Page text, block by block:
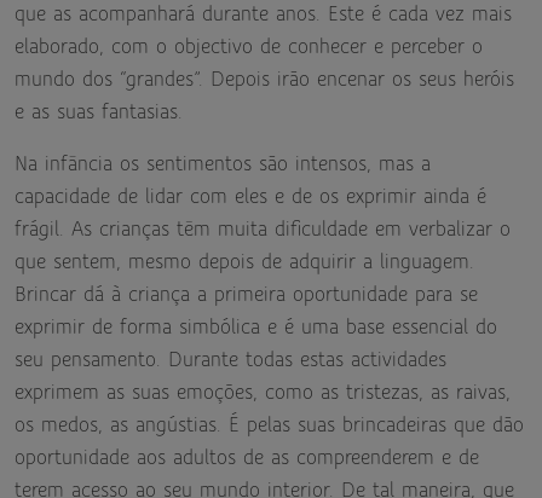
que as acompanhará durante anos. Este é cada vez mais
elaborado, com o objectivo de conhecer e perceber o
mundo dos “grandes”. Depois irão encenar os seus heróis
e as suas fantasias.
Na infância os sentimentos são intensos, mas a
capacidade de lidar com eles e de os exprimir ainda é
frágil. As crianças têm muita dificuldade em verbalizar o
que sentem, mesmo depois de adquirir a linguagem.
Brincar dá à criança a primeira oportunidade para se
exprimir de forma simbólica e é uma base essencial do
seu pensamento. Durante todas estas actividades
exprimem as suas emoções, como as tristezas, as raivas,
os medos, as angústias. É pelas suas brincadeiras que dão
oportunidade aos adultos de as compreenderem e de
terem acesso ao seu mundo interior. De tal maneira, que